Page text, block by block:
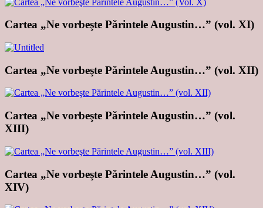
Cartea „Ne vorbeşte Părintele Augustin…” (vol. XI)
Cartea „Ne vorbeşte Părintele Augustin…” (vol. XII)
Cartea „Ne vorbeşte Părintele Augustin…” (vol.
XIII)
Cartea „Ne vorbeşte Părintele Augustin…” (vol.
XIV)